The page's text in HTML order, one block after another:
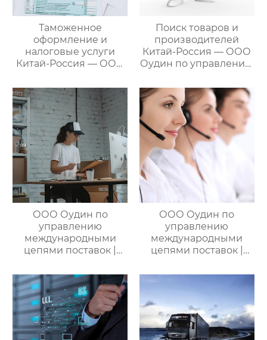
Таможенное
оформление и
налоговые услуги
Китай-Россия — ООО
международными
цепями поставок
Поиск товаров и
производителей
Китай-Россия — ООО
Оудин по управлению
цепями поставок
ООО Оудин по
управлению
международными
цепями поставок |
услуги
посреднических
закупок Китай-Россия:
комплексное
решение ваших
трансграничных задач
ООО Оудин по
управлению
международными
цепями поставок |
услуги для полного
посреднических
закупок Китай-Россия